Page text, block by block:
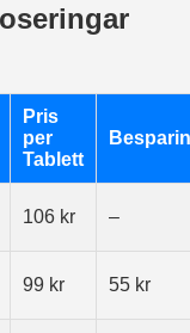
Pris
per
Tablett
106 kr –
99 kr 55 kr